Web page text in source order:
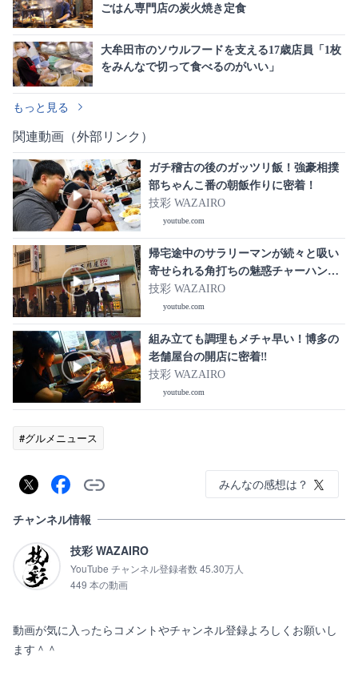
ごはん専門店の炭火焼き定食
大牟田市のソウルフードを支える17歳店員「1枚
をみんなで切って食べるのがいい」
もっと見る
関連動画（外部リンク）
ガチ稽古の後のガッツリ飯！強豪相撲
部ちゃんこ番の朝飯作りに密着！
技彩 WAZAIRO
youtube.com
帰宅途中のサラリーマンが続々と吸い
寄せられる角打ちの魅惑チャーハン
「玉川屋酒店」の仕込みに密着｜
japanese street food
技彩 WAZAIRO
youtube.com
組み立ても調理もメチャ早い！博多の
老舗屋台の開店に密着‼
技彩 WAZAIRO
youtube.com
#グルメニュース
みんなの感想は？
チャンネル情報
技彩 WAZAIRO
YouTube チャンネル登録者数 45.30万人
449 本の動画
動画が気に入ったらコメントやチャンネル登録よろしくお願いし
ます＾＾